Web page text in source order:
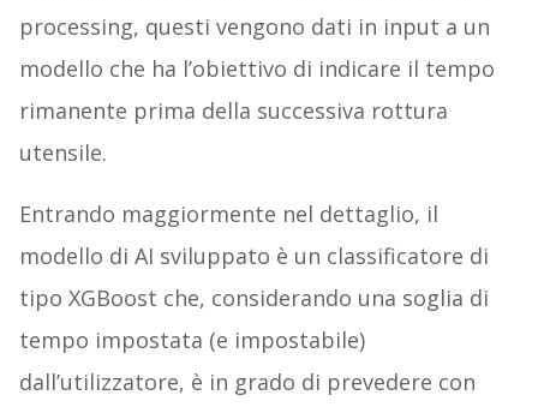
processing, questi vengono dati in input a un
modello che ha l’obiettivo di indicare il tempo
rimanente prima della successiva rottura
utensile.
Entrando maggiormente nel dettaglio, il
modello di AI sviluppato è un classificatore di
tipo XGBoost che, considerando una soglia di
tempo impostata (e impostabile)
dall’utilizzatore, è in grado di prevedere con